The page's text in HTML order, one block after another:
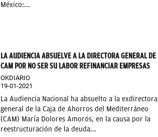
México:...
LA AUDIENCIA ABSUELVE A LA DIRECTORA GENERAL DE
CAM POR NO SER SU LABOR REFINANCIAR EMPRESAS
OKDIARIO
19-01-2021
La Audiencia Nacional ha absuelto a la exdirectora
general de la Caja de Ahorros del Mediterráneo
(CAM) María Dolores Amorós, en la causa por la
reestructuración de la deuda...